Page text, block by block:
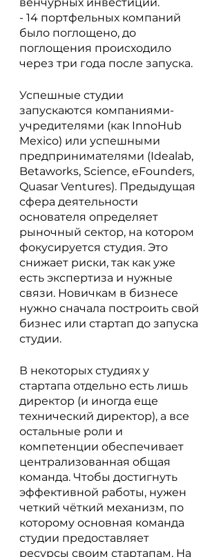
- 14 портфельных компаний
было поглощено, до
поглощения происходило
через три года после запуска.
Успешные студии
запускаются компаниями-
учредителями (как InnoHub
Mexico) или успешными
предпринимателями (Idealab,
Betaworks, Science, eFounders,
Quasar Ventures). Предыдущая
сфера деятельности
основателя определяет
рыночный сектор, на котором
фокусируется студия. Это
снижает риски, так как уже
есть экспертиза и нужные
связи. Новичкам в бизнесе
нужно сначала построить свой
бизнес или стартап до запуска
студии.
В некоторых студиях у
стартапа отдельно есть лишь
директор (и иногда еще
технический директор), а все
остальные роли и
компетенции обеспечивает
централизованная общая
команда. Чтобы достигнуть
эффективной работы, нужен
четкий чёткий механизм, по
которому основная команда
студии предоставляет
ресурсы своим стартапам. На